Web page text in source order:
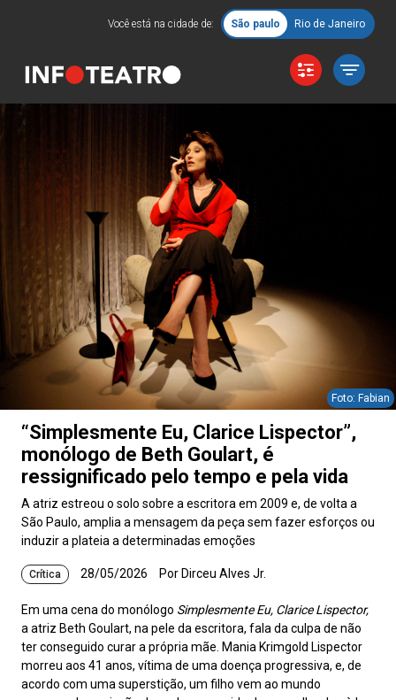
Você está na cidade de: São paulo Rio de Janeiro
Foto: Fabian
“Simplesmente Eu, Clarice Lispector”,
monólogo de Beth Goulart, é
ressignificado pelo tempo e pela vida
A atriz estreou o solo sobre a escritora em 2009 e, de volta a
São Paulo, amplia a mensagem da peça sem fazer esforços ou
induzir a plateia a determinadas emoções
Crítica 28/05/2026 Por Dirceu Alves Jr.
Em uma cena do monólogo Simplesmente Eu, Clarice Lispector,
a atriz Beth Goulart, na pele da escritora, fala da culpa de não
ter conseguido curar a própria mãe. Mania Krimgold Lispector
morreu aos 41 anos, vítima de uma doença progressiva, e, de
acordo com uma superstição, um filho vem ao mundo